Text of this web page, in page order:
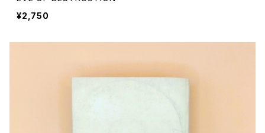
¥2,750